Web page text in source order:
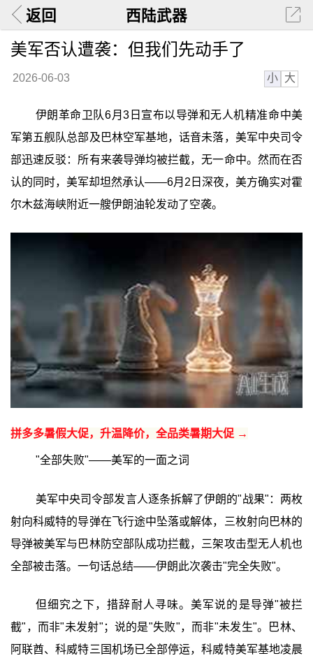
返回 西陆武器
美军否认遭袭：但我们先动手了
2026-06-03 小 大
伊朗革命卫队6月3日宣布以导弹和无人机精准命中美
军第五舰队总部及巴林空军基地，话音未落，美军中央司令
部迅速反驳：所有来袭导弹均被拦截，无一命中。然而在否
认的同时，美军却坦然承认——6月2日深夜，美方确实对霍
尔木兹海峡附近一艘伊朗油轮发动了空袭。
拼多多暑假大促，升温降价，全品类暑期大促 →
"全部失败"——美军的一面之词
美军中央司令部发言人逐条拆解了伊朗的"战果"：两枚
射向科威特的导弹在飞行途中坠落或解体，三枚射向巴林的
导弹被美军与巴林防空部队成功拦截，三架攻击型无人机也
全部被击落。一句话总结——伊朗此次袭击"完全失败"。
但细究之下，措辞耐人寻味。美军说的是导弹"被拦
截"，而非"未发射"；说的是"失败"，而非"未发生"。巴林、
阿联酋、科威特三国机场已全部停运，科威特美军基地凌晨